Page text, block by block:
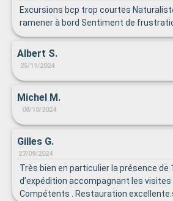
Excursions bcp trop courtes
ramener à bord Sentiment de
Albert S.
25/11/2024
Michel M.
08/10/2024
Gilles G.
27/09/2024
Très bien en particulier la présence de
d’expédition accompagnant les visites
Compétents . Restauration